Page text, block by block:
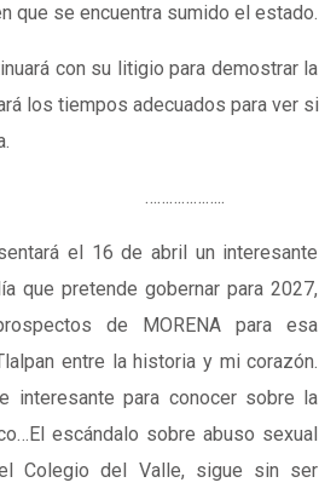
que se encuentra sumido el estado.
con su litigio para demostrar la
los tiempos adecuados para ver si
el 16 de abril un interesante
que pretende gobernar para 2027,
de MORENA para esa
entre la historia y mi corazón.
interesante para conocer sobre la
escándalo sobre abuso sexual
Colegio del Valle, sigue sin ser